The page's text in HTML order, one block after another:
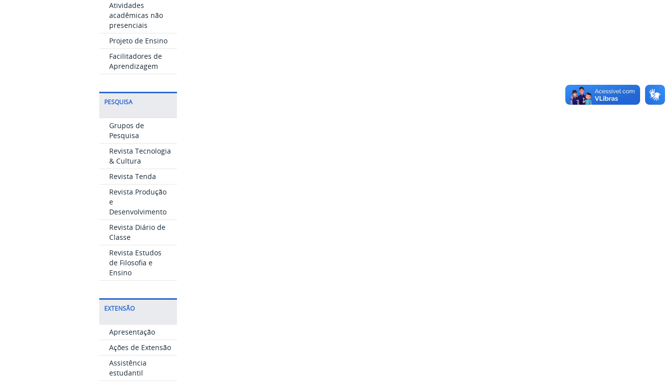
Atividades
acadêmicas não
presenciais
Projeto de Ensino
Facilitadores de
Aprendizagem
PESQUISA
Grupos de
Pesquisa
Revista Tecnologia
& Cultura
Revista Tenda
Revista Produção
e
Desenvolvimento
Revista Diário de
Classe
Revista Estudos
de Filosofia e
Ensino
EXTENSÃO
Apresentação
Ações de Extensão
Assistência
estudantil